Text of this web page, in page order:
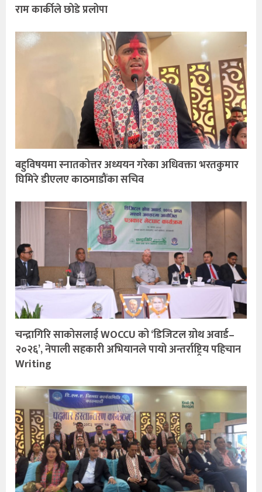
राम कार्कीले छोडे प्रलोपा
बहुविषयमा स्नातकोत्तर अध्ययन गरेका अधिवक्ता भरतकुमार
घिमिरे डीएलए काठमाडौंका सचिव
चन्द्रागिरि साकोसलाई WOCCU को ‘डिजिटल ग्रोथ अवार्ड–
२०२६’, नेपाली सहकारी अभियानले पायो अन्तर्राष्ट्रिय पहिचान
Writing